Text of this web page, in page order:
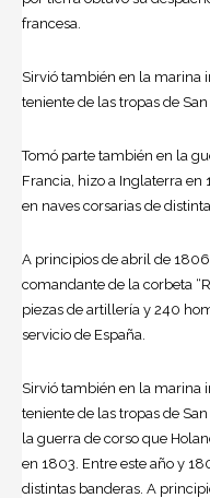
francesa.
Sirvió también en la marina
teniente de las tropas de San
Tomó parte también en la
Francia, hizo a Inglaterra
en naves corsarias de
A principios de abril de
comandante de la corbeta
piezas de artillería y 240
servicio de España.
Sirvió también en la marina
teniente de las tropas de
la guerra de corso que
en 1803. Entre este año y
distintas banderas. A